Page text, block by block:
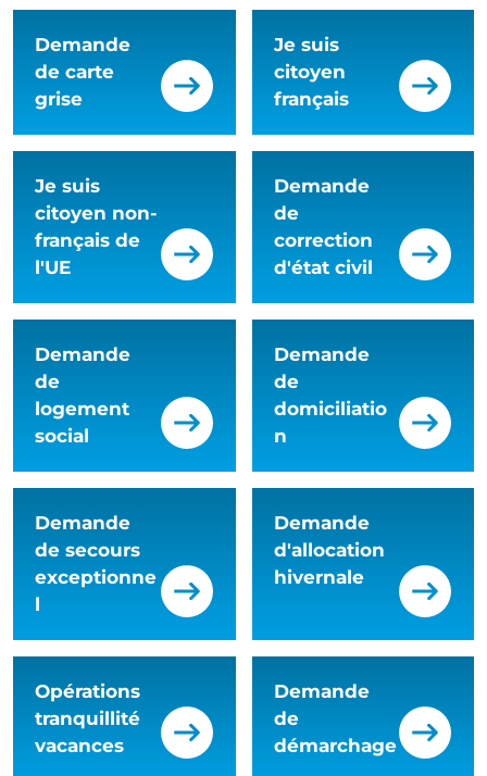
Demande
de carte
grise
Je suis
citoyen
français
Je suis
citoyen non-
français de
l'UE
Demande
de
correction
d'état civil
Demande
de
logement
social
Demande
de
domiciliatio
n
Demande
de secours
exceptionne
l
Demande
d'allocation
hivernale
Opérations
tranquillité
vacances
Demande
de
démarchage